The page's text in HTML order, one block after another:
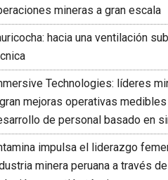
mineras a gran escala
hacia una ventilación
Technologies: líderes
mejoras operativas
de personal basado en
impulsa el liderazgo
minera peruana a través